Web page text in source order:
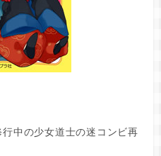
中の少女道士の迷コンビ再